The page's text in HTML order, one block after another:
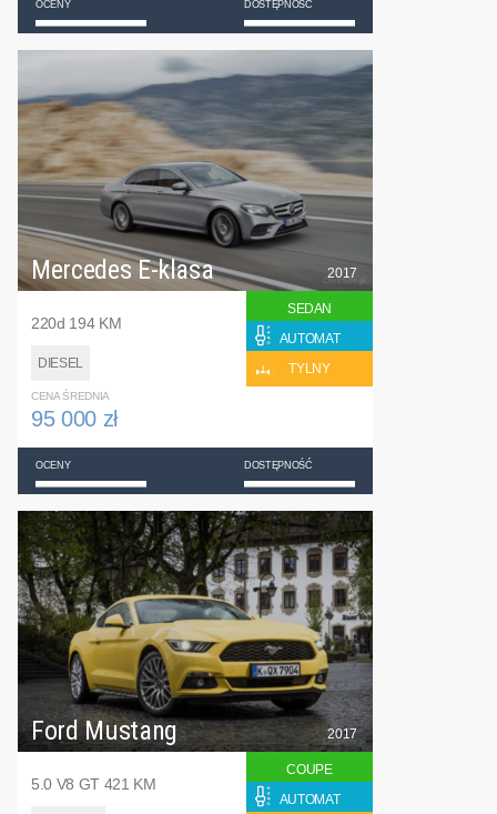
OCENY DOSTĘPNOŚĆ
Mercedes E-klasa
220d 194 KM
DIESEL
2017
SEDAN
AUTOMAT
TYLNY
CENA ŚREDNIA
95 000 zł
OCENY DOSTĘPNOŚĆ
Ford Mustang
5.0 V8 GT 421 KM
2017
COUPE
AUTOMAT